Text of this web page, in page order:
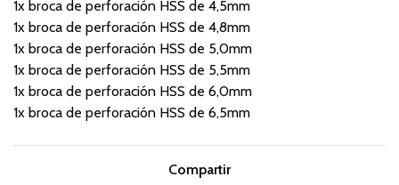
1x broca de perforación HSS de 4,5mm
1x broca de perforación HSS de 4,8mm
1x broca de perforación HSS de 5,0mm
1x broca de perforación HSS de 5,5mm
1x broca de perforación HSS de 6,0mm
1x broca de perforación HSS de 6,5mm
Compartir